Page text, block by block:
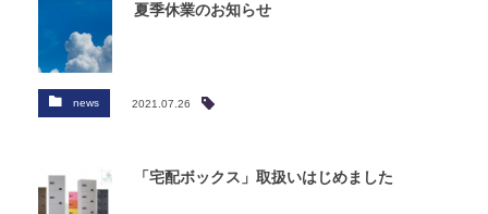
夏季休業のお知らせ
news 2021.07.26
「宅配ボックス」取扱いはじめました